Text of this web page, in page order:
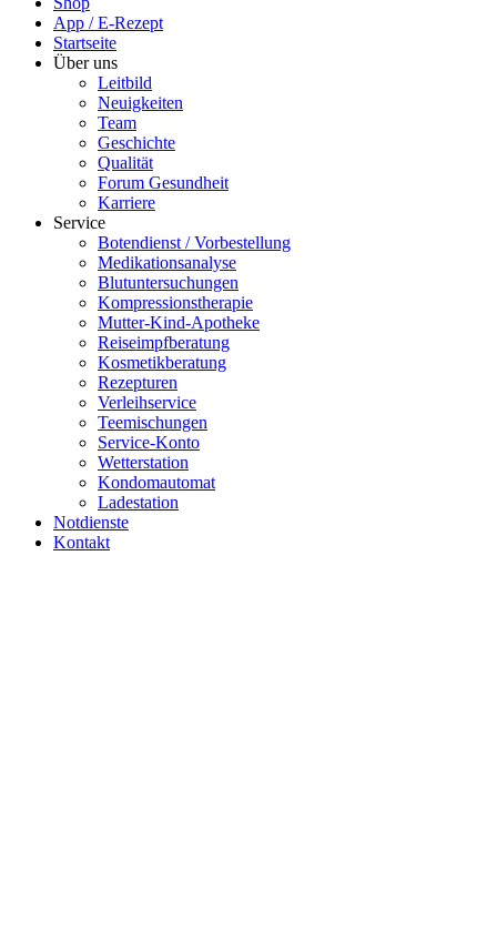
App / E-Rezept
Startseite
Über uns
Leitbild
Neuigkeiten
Team
Geschichte
Qualität
Forum Gesundheit
Karriere
Service
Botendienst / Vorbestellung
Medikationsanalyse
Blutuntersuchungen
Kompressionstherapie
Mutter-Kind-Apotheke
Reiseimpfberatung
Kosmetikberatung
Rezepturen
Verleihservice
Teemischungen
Service-Konto
Wetterstation
Kondomautomat
Ladestation
Notdienste
Kontakt